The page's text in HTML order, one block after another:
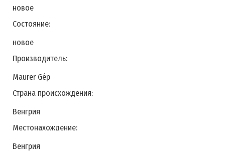
новое
Состояние:
новое
Производитель:
Maurer Géр
Страна происхождения:
Венгрия
Местонахождение:
Венгрия